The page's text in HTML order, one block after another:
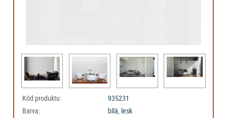
Kód produktu:
935231
Barva:
bílá, lesk